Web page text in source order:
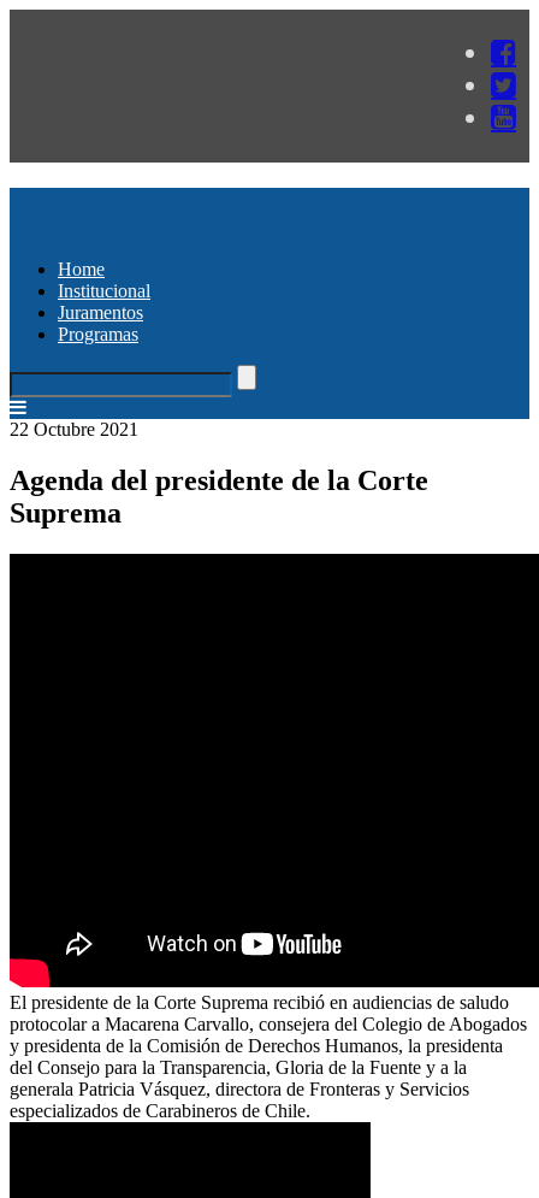
Home
Institucional
Juramentos
Programas
22 Octubre 2021
Agenda del presidente de la Corte
Suprema
El presidente de la Corte Suprema recibió en audiencias de saludo
protocolar a Macarena Carvallo, consejera del Colegio de Abogados
y presidenta de la Comisión de Derechos Humanos, la presidenta
del Consejo para la Transparencia, Gloria de la Fuente y a la
generala Patricia Vásquez, directora de Fronteras y Servicios
especializados de Carabineros de Chile.